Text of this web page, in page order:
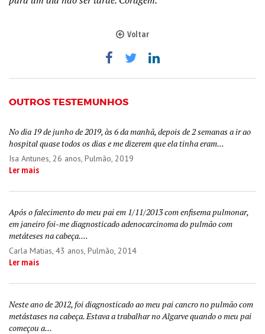
Voltar
OUTROS TESTEMUNHOS
No dia 19 de junho de 2019, às 6 da manhã, depois de 2 semanas a ir ao
hospital quase todos os dias e me dizerem que ela tinha eram...
Isa Antunes, 26 anos, Pulmão, 2019
Ler mais
Após o falecimento do meu pai em 1/11/2013 com enfisema pulmonar,
em janeiro foi-me diagnosticado adenocarcinoma do pulmão com
metáteses na cabeça....
Carla Matias, 43 anos, Pulmão, 2014
Ler mais
Neste ano de 2012, foi diagnosticado ao meu pai cancro no pulmão com
metástases na cabeça. Estava a trabalhar no Algarve quando o meu pai
começou a...